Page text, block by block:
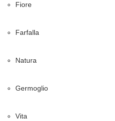
Fiore
Farfalla
Natura
Germoglio
Vita